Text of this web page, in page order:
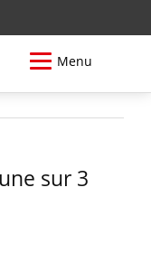
Menu
sur 3